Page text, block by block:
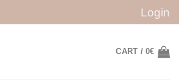
Login
CART /0€